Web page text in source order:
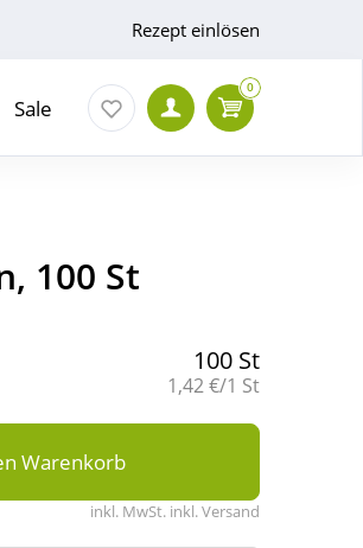
Rezept einlösen
Sale
0
100 St
100 St
Grundpreis:
1,42 €/1 St
Warenkorb
inkl. MwSt. inkl. Versand